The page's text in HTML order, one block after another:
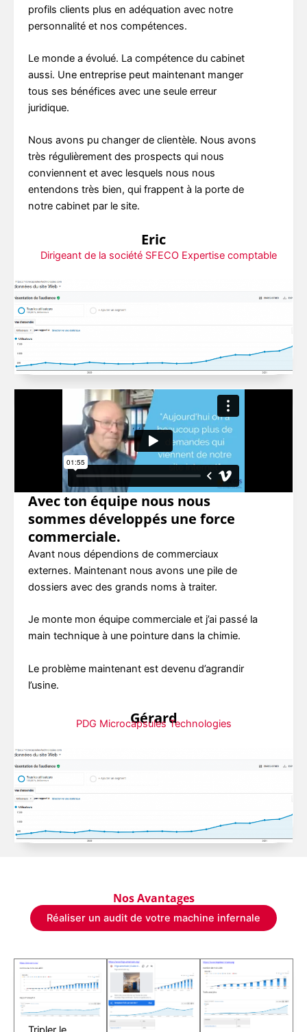
profils clients plus en adéquation avec notre
personnalité et nos compétences.
Le monde a évolué. La compétence du cabinet
aussi. Une entreprise peut maintenant manger
tous ses bénéfices avec une seule erreur
juridique.
Nous avons pu changer de clientèle. Nous avons
très régulièrement des prospects qui nous
conviennent et avec lesquels nous nous
entendons très bien, qui frappent à la porte de
notre cabinet par le site.
Eric
Dirigeant de la société SFECO Expertise comptable
Avec ton équipe nous nous
sommes développés une force
commerciale.
Avant nous dépendions de commerciaux
externes. Maintenant nous avons une pile de
dossiers avec des grands noms à traiter.
Je monte mon équipe commerciale et j’ai passé la
main technique à une pointure dans la chimie.
Le problème maintenant est devenu d’agrandir
l’usine.
Gérard
PDG Microcapsules Technologies
Nos Avantages
Réaliser un audit de votre machine infernale